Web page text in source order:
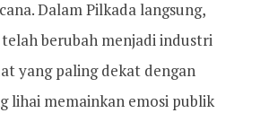
Dalam Pilkada langsung,
berubah menjadi industri
yang paling dekat dengan
lihai memainkan emosi publik